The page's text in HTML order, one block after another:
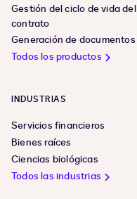
Gestión del ciclo de vida del
contrato
Generación de documentos
Todos los productos
INDUSTRIAS
Servicios financieros
Bienes raíces
Ciencias biológicas
Todos las industrias